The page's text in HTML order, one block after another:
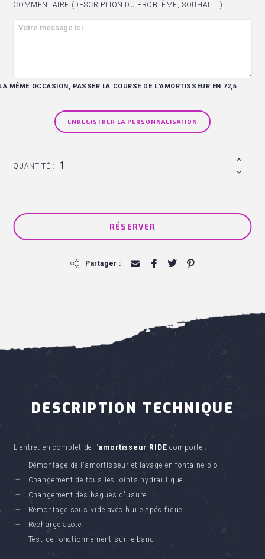
COMMENTAIRE (DESCRIPTION DU PROBLÈME, SOUHAIT...)
MÊME OCCASION, PASSER LA COURSE DE L’AMORTISSEUR EN 72,5
ENREGISTRER LA PERSONNALISATION
QUANTITÉ :
RÉSERVER
Partager : f
DESCRIPTION TECHNIQUE
L'entretien complet de l'amortisseur RIDE comporte :
Démontage de l'amortisseur et lavage en fontaine bio
Changement de tous les joints hydraulique
Changement des bagues d'usure
Remontage sous vide avec huile spécifique
Recharge azote
Test de fonctionnement sur le banc